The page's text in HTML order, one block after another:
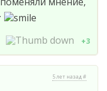
+3
5 лет назад #